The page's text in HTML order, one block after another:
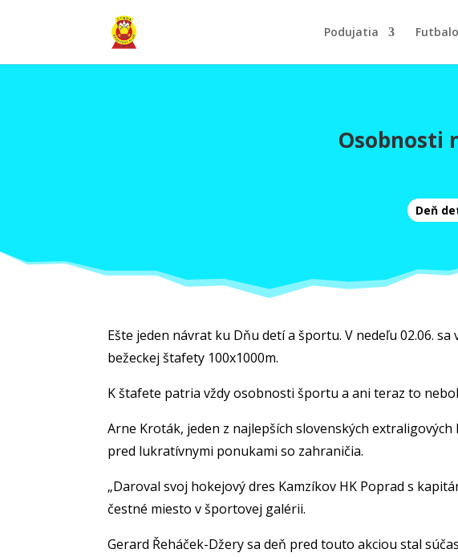
Podujatia
Osobnosti
Deň
Ešte jeden návrat ku Dňu detí a športu. V nedeľu 02.06.
bežeckej štafety 100x1000m.
K štafete patria vždy osobnosti športu a ani teraz to
Arne Kroták, jeden z najlepších slovenských
pred lukratívnymi ponukami so zahraničia.
„Daroval svoj hokejový dres Kamzíkov HK Poprad s
čestné miesto v športovej galérii.
Gerard Řeháček-Džery sa deň pred touto akciou stal